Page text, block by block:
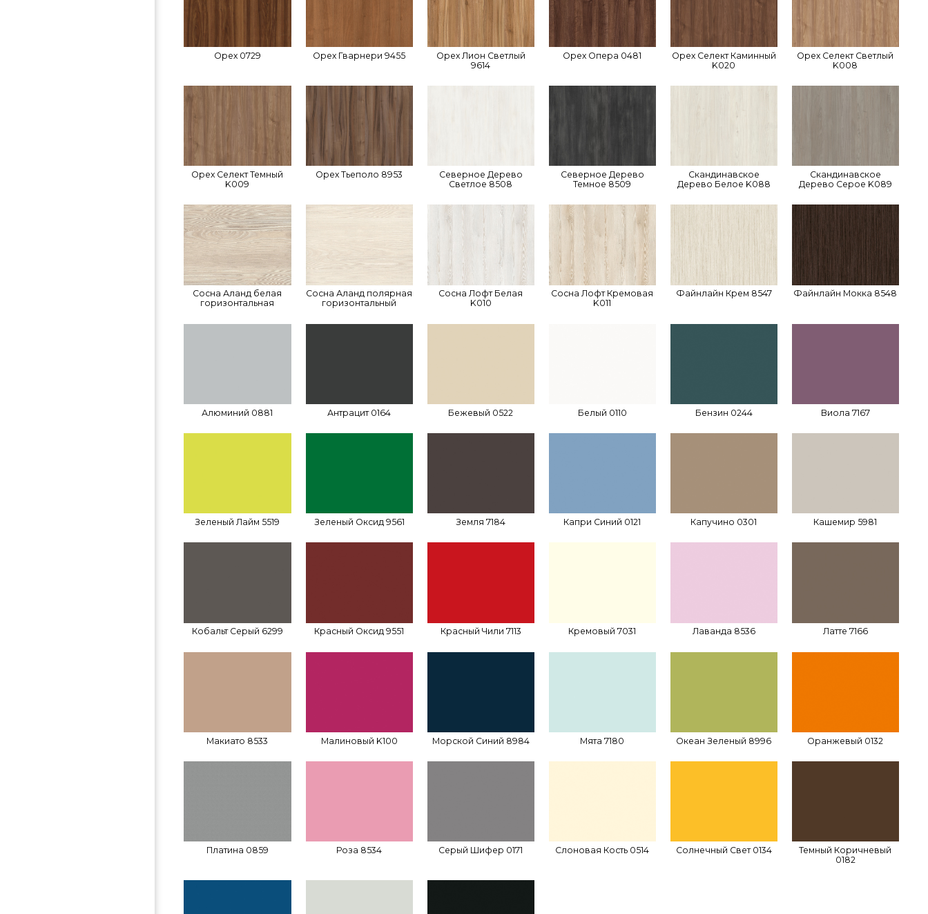
Орех 0729 Орех Гварнери 9455
Орех Лион Светлый
9614
Орех Опера 0481
Орех Селект Каминный
K020
Орех Селект Светлый
K008
Орех Селект Темный
K009
Орех Тьеполо 8953
Северное Дерево
Светлое 8508
Северное Дерево
Темное 8509
Скандинавское
Дерево Белое K088
Скандинавское
Дерево Серое K089
Сосна Аланд белая
горизонтальная
Сосна Аланд полярная
горизонтальный
Сосна Лофт Белая
K010
Сосна Лофт Кремовая
K011
Файнлайн Крем 8547 Файнлайн Мокка 8548
Алюминий 0881 Антрацит 0164 Бежевый 0522 Белый 0110 Бензин 0244 Виола 7167
Зеленый Лайм 5519 Зеленый Оксид 9561 Земля 7184 Капри Синий 0121 Капучино 0301 Кашемир 5981
Кобальт Серый 6299 Красный Оксид 9551 Красный Чили 7113 Кремовый 7031 Лаванда 8536 Латте 7166
Макиато 8533 Малиновый K100 Морской Синий 8984 Мята 7180 Океан Зеленый 8996 Оранжевый 0132
Платина 0859 Роза 8534 Серый Шифер 0171 Слоновая Кость 0514 Солнечный Свет 0134
Темный Коричневый
0182